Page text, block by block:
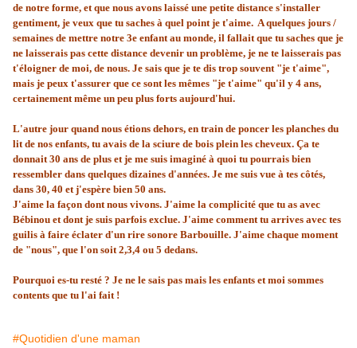
de notre forme, et que nous avons laissé une petite distance s'installer
gentiment, je veux que tu saches à quel point je t'aime. A quelques jours /
semaines de mettre notre 3e enfant au monde, il fallait que tu saches que je
ne laisserais pas cette distance devenir un problème, je ne te laisserais pas
t'éloigner de moi, de nous. Je sais que je te dis trop souvent "je t'aime",
mais je peux t'assurer que ce sont les mêmes "je t'aime" qu'il y 4 ans,
certainement même un peu plus forts aujourd'hui.
L'autre jour quand nous étions dehors, en train de poncer les planches du
lit de nos enfants, tu avais de la sciure de bois plein les cheveux. Ça te
donnait 30 ans de plus et je me suis imaginé à quoi tu pourrais bien
ressembler dans quelques dizaines d'années. Je me suis vue à tes côtés,
dans 30, 40 et j'espère bien 50 ans.
J'aime la façon dont nous vivons. J'aime la complicité que tu as avec
Bébinou et dont je suis parfois exclue. J'aime comment tu arrives avec tes
guilis à faire éclater d'un rire sonore Barbouille. J'aime chaque moment
de "nous", que l'on soit 2,3,4 ou 5 dedans.
Pourquoi es-tu resté ? Je ne le sais pas mais les enfants et moi sommes
contents que tu l'ai fait !
#Quotidien d'une maman